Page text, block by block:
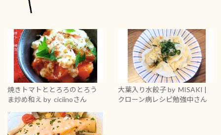
焼きトマトととろろのとろう
ま炒め和え by ciciinoさん
大葉入り水餃子by MISAKI |
クローン病レシピ勉強中さん